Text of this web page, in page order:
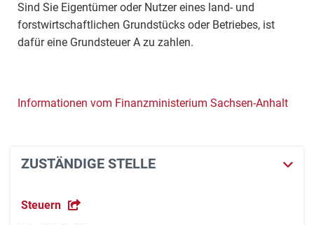
Sind Sie Eigentümer oder Nutzer eines land- und
forstwirtschaftlichen Grundstücks oder Betriebes, ist
dafür eine Grundsteuer A zu zahlen.
Informationen vom Finanzministerium Sachsen-Anhalt
ZUSTÄNDIGE STELLE
Steuern